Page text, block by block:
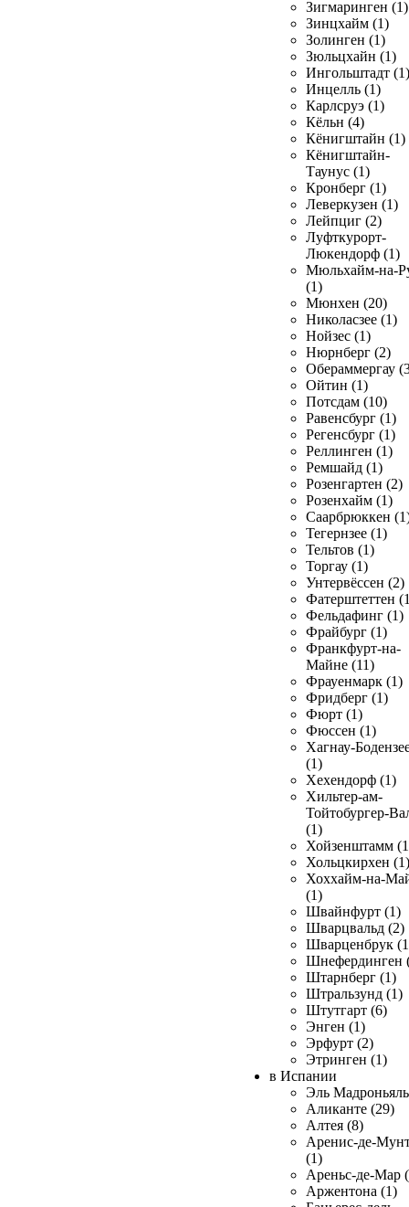
Зигмаринген (1)
Зинцхайм (1)
Золинген (1)
Зюльцхайн (1)
Ингольштадт (1)
Инцелль (1)
Карлсруэ (1)
Кёльн (4)
Кёнигштайн (1)
Кёнигштайн-
Таунус (1)
Кронберг (1)
Леверкузен (1)
Лейпциг (2)
Луфткурорт-
Люкендорф (1)
Мюльхайм-на-
(1)
Мюнхен (20)
Николасзее (1)
Нойзес (1)
Нюрнберг (2)
Обераммергау
Ойтин (1)
Потсдам (10)
Равенсбург (1)
Регенсбург (1)
Реллинген (1)
Ремшайд (1)
Розенгартен (2)
Розенхайм (1)
Саарбрюккен
Тегернзее (1)
Тельтов (1)
Торгау (1)
Унтервёссен (2)
Фатерштеттен
Фельдафинг (1)
Фрайбург (1)
Франкфурт-на-
Майне (11)
Фрауенмарк (1)
Фридберг (1)
Фюрт (1)
Фюссен (1)
Хагнау-
(1)
Хехендорф (1)
Хильтер-ам-
Тойтобургер-
(1)
Хойзенштамм
Хольцкирхен (1)
Хоххайм-на-
(1)
Швайнфурт (1)
Шварцвальд (2)
Шварценбрук
Шнефердинген
Штарнберг (1)
Штральзунд (1)
Штутгарт (6)
Энген (1)
Эрфурт (2)
Этринген (1)
в Испании
Эль
Аликанте (29)
Алтея (8)
Аренис-де-
(1)
Ареньс-де-Мар
Аржентона (1)